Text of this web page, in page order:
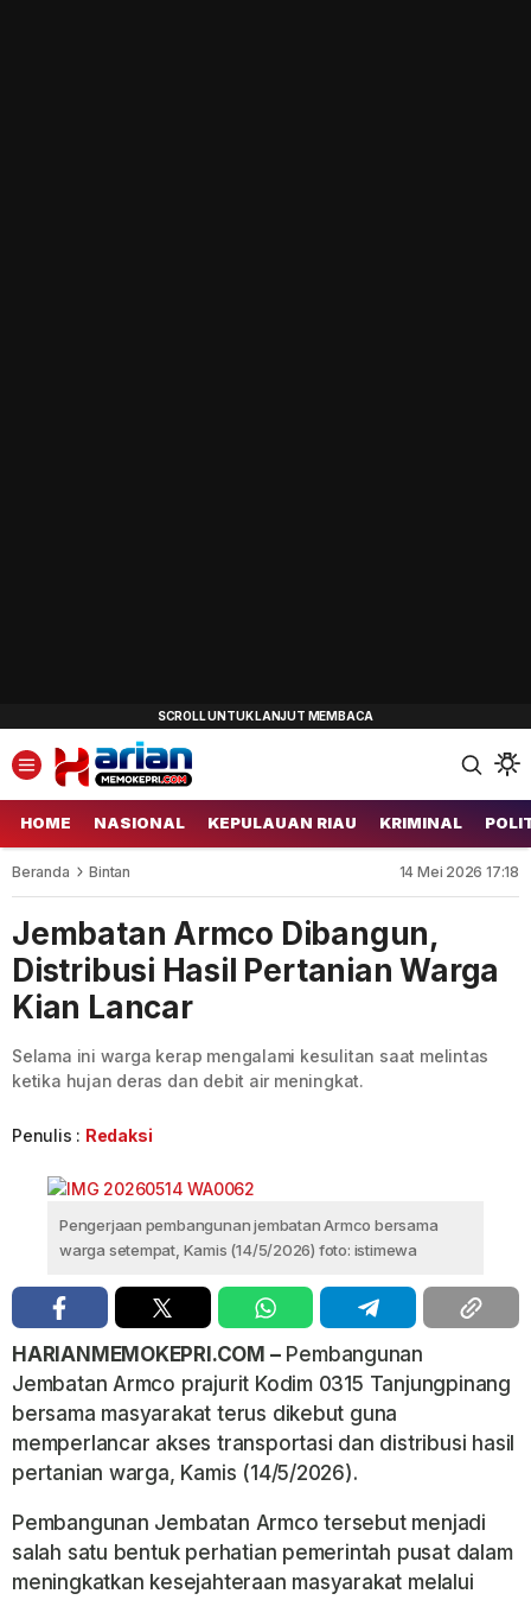
HOME NASIONAL KEPULAUAN RIAU KRIMINAL
Beranda Bintan 14 Mei 2026 17:18
Jembatan Armco Dibangun,
Distribusi Hasil Pertanian Warga
Kian Lancar
Selama ini warga kerap mengalami kesulitan saat melintas
ketika hujan deras dan debit air meningkat.
Penulis : Redaksi
Pengerjaan pembangunan jembatan Armco bersama
warga setempat, Kamis (14/5/2026) foto: istimewa
HARIANMEMOKEPRI.COM –Pembangunan
Jembatan Armco prajurit Kodim 0315 Tanjungpinang
bersama masyarakat terus dikebut guna
memperlancar akses transportasi dan distribusi hasil
pertanian warga, Kamis (14/5/2026).
Pembangunan Jembatan Armco tersebut menjadi
salah satu bentuk perhatian pemerintah pusat dalam
meningkatkan kesejahteraan masyarakat melalui